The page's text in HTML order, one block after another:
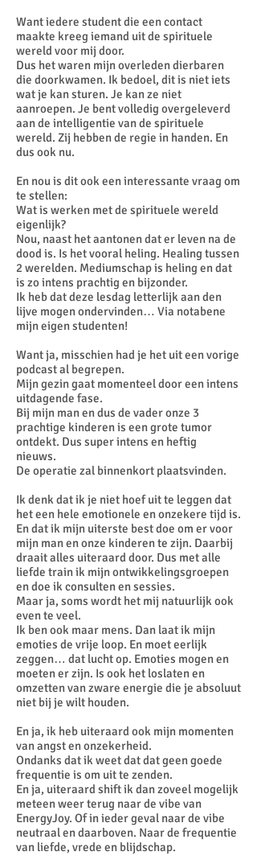
Want iedere student die een contact
maakte kreeg iemand uit de spirituele
wereld voor mij door.
Dus het waren mijn overleden dierbaren
die doorkwamen. Ik bedoel, dit is niet iets
wat je kan sturen. Je kan ze niet
aanroepen. Je bent volledig overgeleverd
aan de intelligentie van de spirituele
wereld. Zij hebben de regie in handen. En
dus ook nu.
En nou is dit ook een interessante vraag om
te stellen:
Wat is werken met de spirituele wereld
eigenlijk?
Nou, naast het aantonen dat er leven na de
dood is. Is het vooral heling. Healing tussen
2 werelden. Mediumschap is heling en dat
is zo intens prachtig en bijzonder.
Ik heb dat deze lesdag letterlijk aan den
lijve mogen ondervinden… Via notabene
mijn eigen studenten!
Want ja, misschien had je het uit een vorige
podcast al begrepen.
Mijn gezin gaat momenteel door een intens
uitdagende fase.
Bij mijn man en dus de vader onze 3
prachtige kinderen is een grote tumor
ontdekt. Dus super intens en heftig
nieuws.
De operatie zal binnenkort plaatsvinden.
Ik denk dat ik je niet hoef uit te leggen dat
het een hele emotionele en onzekere tijd is.
En dat ik mijn uiterste best doe om er voor
mijn man en onze kinderen te zijn. Daarbij
draait alles uiteraard door. Dus met alle
liefde train ik mijn ontwikkelingsgroepen
en doe ik consulten en sessies.
Maar ja, soms wordt het mij natuurlijk ook
even te veel.
Ik ben ook maar mens. Dan laat ik mijn
emoties de vrije loop. En moet eerlijk
zeggen… dat lucht op. Emoties mogen en
moeten er zijn. Is ook het loslaten en
omzetten van zware energie die je absoluut
niet bij je wilt houden.
En ja, ik heb uiteraard ook mijn momenten
van angst en onzekerheid.
Ondanks dat ik weet dat dat geen goede
frequentie is om uit te zenden.
En ja, uiteraard shift ik dan zoveel mogelijk
meteen weer terug naar de vibe van
EnergyJoy. Of in ieder geval naar de vibe
neutraal en daarboven. Naar de frequentie
van liefde, vrede en blijdschap.